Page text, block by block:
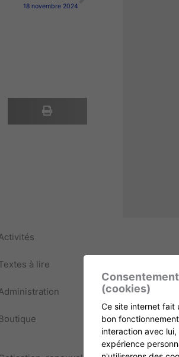
18 novembre 2024
à lire
(cookies)
Ce site internet fait
bon
interaction avec
expérience